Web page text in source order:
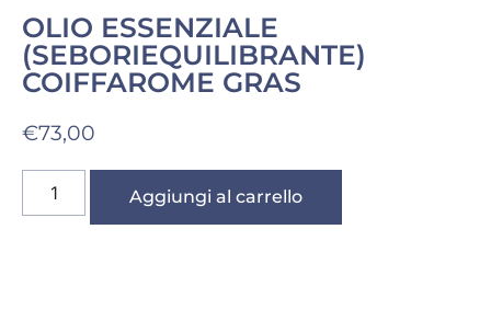
OLIO ESSENZIALE
(SEBORIEQUILIBRANTE)
COIFFAROME GRAS
€73,00
Aggiungi al carrello